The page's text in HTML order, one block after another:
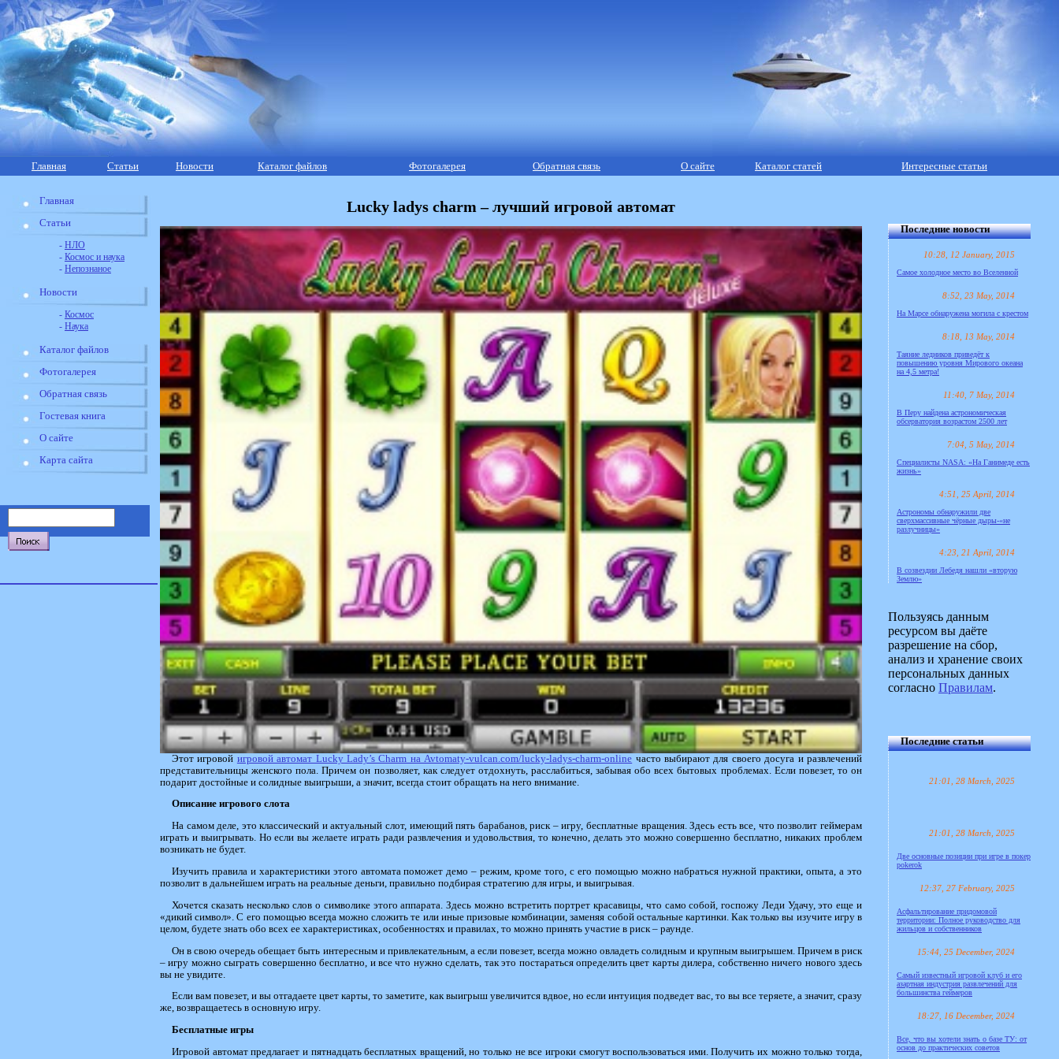
Главная Статьи Новости Каталог файлов Фотогалерея Обратная связь О сайте Каталог статей Интересные статьи
Главная
Статьи
- НЛО
- Космос и наука
- Непознаное
Новости
- Космос
- Наука
Каталог файлов
Фотогалерея
Обратная связь
Гостевая книга
О сайте
Карта сайта
Lucky ladys charm – лучший игровой автомат
Этот игровой игровой автомат Lucky Lady’s Charm на Avtomaty-vulcan.com/lucky-ladys-charm-online часто выбирают для своего досуга и развлечений
представительницы женского пола. Причем он позволяет, как следует отдохнуть, расслабиться, забывая обо всех бытовых проблемах. Если повезет, то он
подарит достойные и солидные выигрыши, а значит, всегда стоит обращать на него внимание.
Описание игрового слота
На самом деле, это классический и актуальный слот, имеющий пять барабанов, риск – игру, бесплатные вращения. Здесь есть все, что позволит геймерам
играть и выигрывать. Но если вы желаете играть ради развлечения и удовольствия, то конечно, делать это можно совершенно бесплатно, никаких проблем
возникать не будет.
Изучить правила и характеристики этого автомата поможет демо – режим, кроме того, с его помощью можно набраться нужной практики, опыта, а это
позволит в дальнейшем играть на реальные деньги, правильно подбирая стратегию для игры, и выигрывая.
Хочется сказать несколько слов о символике этого аппарата. Здесь можно встретить портрет красавицы, что само собой, госпожу Леди Удачу, это еще и
«дикий символ». С его помощью всегда можно сложить те или иные призовые комбинации, заменяя собой остальные картинки. Как только вы изучите игру в
целом, будете знать обо всех ее характеристиках, особенностях и правилах, то можно принять участие в риск – раунде.
Он в свою очередь обещает быть интересным и привлекательным, а если повезет, всегда можно овладеть солидным и крупным выигрышем. Причем в риск
– игру можно сыграть совершенно бесплатно, и все что нужно сделать, так это постараться определить цвет карты дилера, собственно ничего нового здесь
вы не увидите.
Если вам повезет, и вы отгадаете цвет карты, то заметите, как выигрыш увеличится вдвое, но если интуиция подведет вас, то вы все теряете, а значит, сразу
же, возвращаетесь в основную игру.
Бесплатные игры
Игровой автомат предлагает и пятнадцать бесплатных вращений, но только не все игроки смогут воспользоваться ими. Получить их можно только тогда,
Последние новости
10:28, 12 January, 2015
Самое холодное место во Вселенной
8:52, 23 May, 2014
На Марсе обнаружена могила с крестом
8:18, 13 May, 2014
Таяние ледников приведёт к
повышению уровня Мирового океана
на 4,5 метра!
11:40, 7 May, 2014
В Перу найдена астрономическая
обсерватория возрастом 2500 лет
7:04, 5 May, 2014
Специалисты NASA: «На Ганимеде есть
жизнь»
4:51, 25 April, 2014
Астрономы обнаружили две
сверхмассивные чёрные дыры-«не
разлучницы»
4:23, 21 April, 2014
В созвездии Лебедя нашли «вторую
Землю»
Пользуясь данным
ресурсом вы даёте
разрешение на сбор,
анализ и хранение своих
персональных данных
согласно Правилам.
Последние статьи
21:01, 28 March, 2025
21:01, 28 March, 2025
Две основные позиции при игре в покер
pokerok
12:37, 27 February, 2025
Асфальтирование придомовой
территории: Полное руководство для
жильцов и собственников
15:44, 25 December, 2024
Самый известный игровой клуб и его
азартная индустрия развлечений для
большинства геймеров
18:27, 16 December, 2024
Все, что вы хотели знать о базе ТУ: от
основ до практических советов